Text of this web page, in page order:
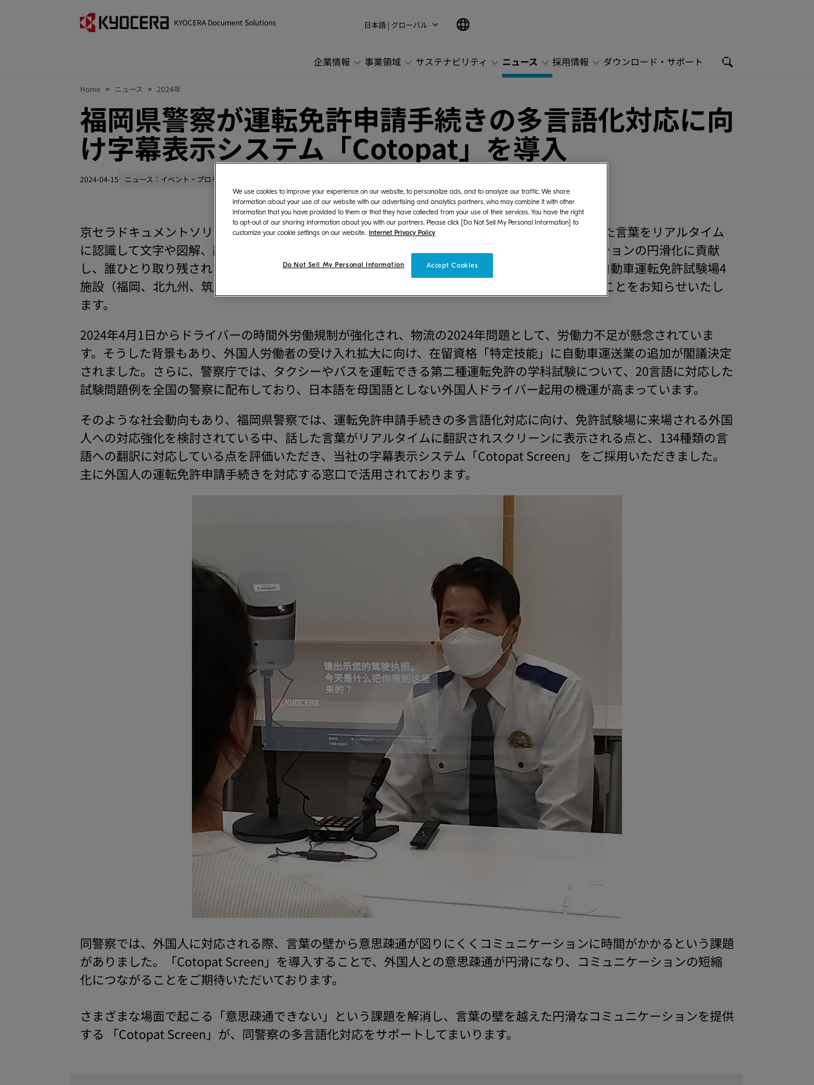
KYOCERA Document Solutions 日本語 | グローバル
企業情報 事業領域 サステナビリティ ニュース 採用情報 ダウンロード・サポート
Home ニュース 2024年
福岡県警察が運転免許申請手続きの多言語化対応に向
け字幕表示システム「Cotopat」を導入
2024-04-15 ニュース：イベント・プロモーション
京セラドキュメントソリューションズジャパン株式会社（社長：長井 孝、以下：当社）は、話した言葉をリアルタイム
に認識して文字や図解、翻訳を表示するシステム Cotopatの開発と販売を通して、コミュニケーションの円滑化に貢献
し、誰ひとり取り残されない共生社会の実現に向け取り組んでいます。このたび、福岡県警察の自動車運転免許試験場4
施設（福岡、北九州、筑豊、筑後）に「Cotopat Screen」をご採用いただき、運用が開始されたことをお知らせいたし
ます。
2024年4月1日からドライバーの時間外労働規制が強化され、物流の2024年問題として、労働力不足が懸念されていま
す。そうした背景もあり、外国人労働者の受け入れ拡大に向け、在留資格「特定技能」に自動車運送業の追加が閣議決定
されました。さらに、警察庁では、タクシーやバスを運転できる第二種運転免許の学科試験について、20言語に対応した
試験問題例を全国の警察に配布しており、日本語を母国語としない外国人ドライバー起用の機運が高まっています。
そのような社会動向もあり、福岡県警察では、運転免許申請手続きの多言語化対応に向け、免許試験場に来場される外国
人への対応強化を検討されている中、話した言葉がリアルタイムに翻訳されスクリーンに表示される点と、134種類の言
語への翻訳に対応している点を評価いただき、当社の字幕表示システム「Cotopat Screen」 をご採用いただきました。
主に外国人の運転免許申請手続きを対応する窓口で活用されております。
同警察では、外国人に対応される際、言葉の壁から意思疎通が図りにくくコミュニケーションに時間がかかるという課題
がありました。「Cotopat Screen」を導入することで、外国人との意思疎通が円滑になり、コミュニケーションの短縮
化につながることをご期待いただいております。
さまざまな場面で起こる「意思疎通できない」という課題を解消し、言葉の壁を越えた円滑なコミュニケーションを提供
する 「Cotopat Screen」が、同警察の多言語化対応をサポートしてまいります。
We use cookies to improve your experience on our website, to personalize ads, and to analyze our traffic. We share
information about your use of our website with our advertising and analytics partners, who may combine it with other
information that you have provided to them or that they have collected from your use of their services. You have the right
to opt-out of our sharing information about you with our partners. Please click [Do Not Sell My Personal Information] to
customize your cookie settings on our website. Internet Privacy Policy
Accept Cookies
Do Not Sell My Personal Information